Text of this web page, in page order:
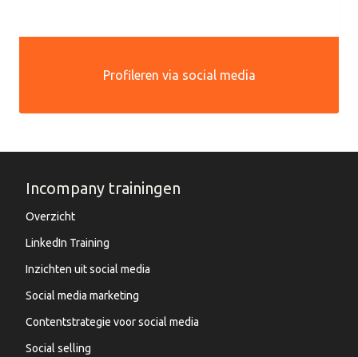
Profileren via social media
Incompany trainingen
Overzicht
LinkedIn Training
Inzichten uit social media
Social media marketing
Contentstrategie voor social media
Social selling